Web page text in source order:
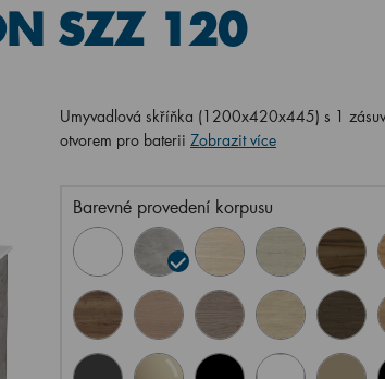
SZZ 120
Umyvadlová skříňka (1200x420x445) s 1
otvorem pro baterii Zobrazit více
Barevné provedení korpusu